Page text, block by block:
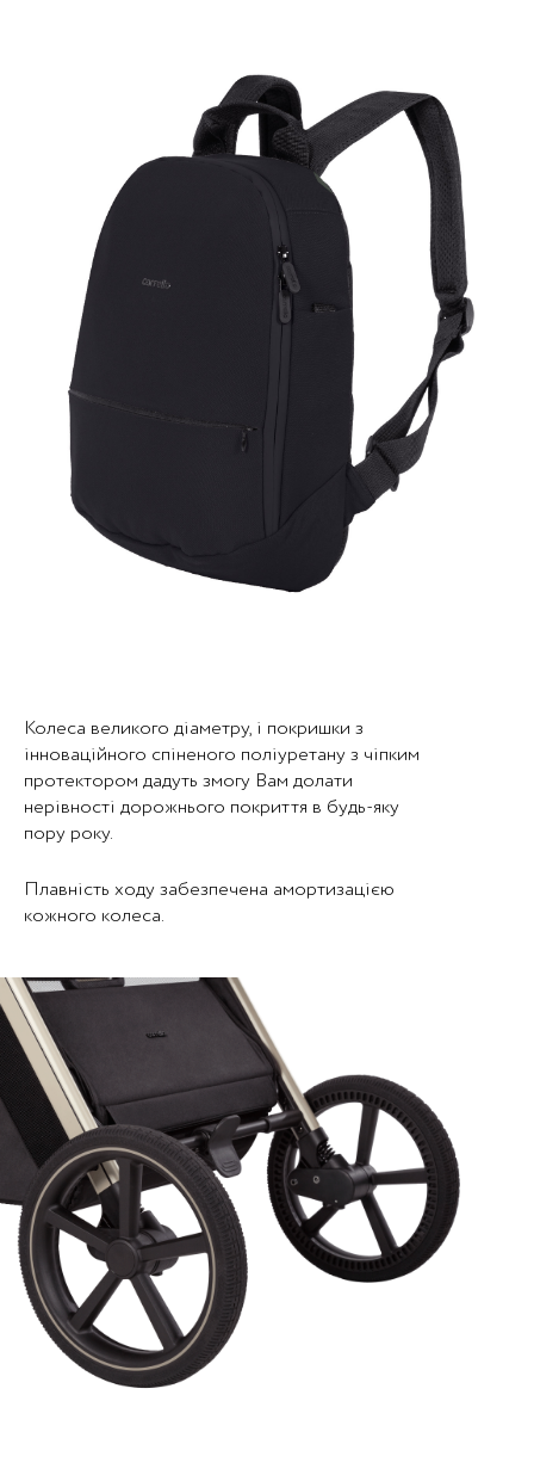
Колеса великого діаметру, і покришки з
інноваційного спіненого поліуретану з чіпким
протектором дадуть змогу Вам долати
нерівності дорожнього покриття в будь-яку
пору року.
Плавність ходу забезпечена амортизацією
кожного колеса.